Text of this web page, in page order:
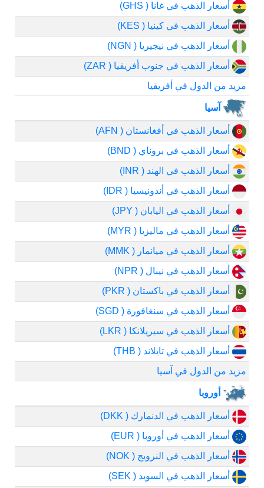
أسعار الذهب في غانا ( GHS)
أسعار الذهب في كينيا ( KES)
أسعار الذهب في نيجيريا ( NGN)
أسعار الذهب في جنوب أفريقيا ( ZAR)
مزيد من الدول في أفريقيا
آسيا
أسعار الذهب في أفغانستان ( AFN)
أسعار الذهب في بروناي ( BND)
أسعار الذهب في الهند ( INR)
أسعار الذهب في أندونيسيا ( IDR)
أسعار الذهب في اليابان ( JPY)
أسعار الذهب في ماليزيا ( MYR)
أسعار الذهب في ميانمار ( MMK)
أسعار الذهب في نيبال ( NPR)
أسعار الذهب في باكستان ( PKR)
أسعار الذهب في سنغافورة ( SGD)
أسعار الذهب في سيريلانكا ( LKR)
أسعار الذهب في تايلاند ( THB)
مزيد من الدول في آسيا
أوروبا
أسعار الذهب في الدنمارك ( DKK)
أسعار الذهب في أوروبا ( EUR)
أسعار الذهب في النرويج ( NOK)
أسعار الذهب في السويد ( SEK)